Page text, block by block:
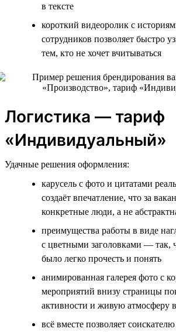
в тексте
короткий видеоролик с
сотрудников позволяет быстро
тем, кто не хочет вчитываться
Логистика — тариф
«Индивидуальный»
Удачные решения оформления:
карусель с фото и цитатами
создаёт впечатление, что за
конкретные люди, а не
преимущества работы в виде
с цветными заголовками — так,
было легко прочесть и понять
анимированная галерея фото с
мероприятий внизу страницы
активности и живую атмосферу
всё вместе позволяет